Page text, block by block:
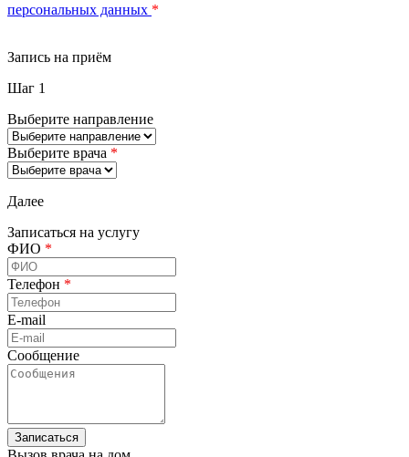
персональных данных *
Запись на приём
Шаг 1
Выберите направление
Выберите врача *
Далее
Записаться на услугу
ФИО *
Телефон *
E-mail
Сообщение